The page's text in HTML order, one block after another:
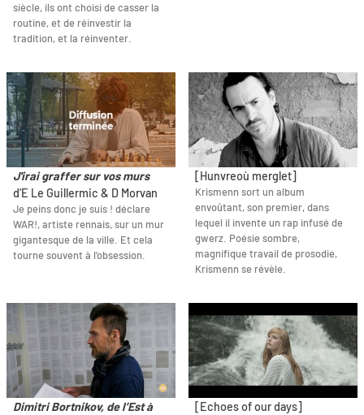
siècle, ils ont choisi de casser la
routine, et de réinvestir la
tradition, et la réinventer.
J'irai graffer sur vos murs
d'E Le Guillermic & D Morvan
Je peins donc je suis ! déclare
WAR!, artiste rennais, sur un mur
gigantesque de la ville. Et cela
tourne souvent à l’obsession.
[Hunvreoù merglet]
Krismenn sort un album
envoûtant, son premier, dans
lequel il invente un rap infusé de
gwerz. Poésie sombre,
magnifique travail de prosodie,
Krismenn se révèle.
Dimitri Bortnikov, de l’Est à
[Echoes of our days]